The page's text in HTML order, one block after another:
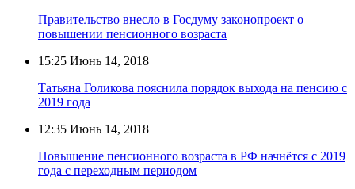
Правительство внесло в Госдуму законопроект о
повышении пенсионного возраста
15:25 Июнь 14, 2018
Татьяна Голикова пояснила порядок выхода на пенсию с
2019 года
12:35 Июнь 14, 2018
Повышение пенсионного возраста в РФ начнётся с 2019
года с переходным периодом